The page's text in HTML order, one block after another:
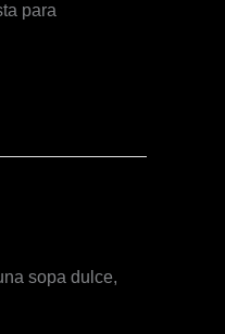
para
sopa dulce,